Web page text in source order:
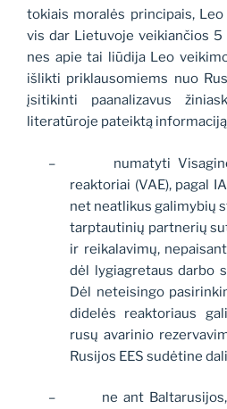
tokiais moralės principais,
vis dar Lietuvoje veikiančios 5
nes apie tai liūdija Leo
išlikti priklausomiems nuo
įsitikinti paanalizavus
literatūroje pateiktą
–
numatyti
reaktoriai (VAE), pagal
net neatlikus galimybių
tarptautinių partnerių
ir reikalavimų,
dėl lygiagretaus darbo
Dėl neteisingo
didelės reaktoriaus
rusų avarinio
Rusijos EES sudėtine
–
ne ant